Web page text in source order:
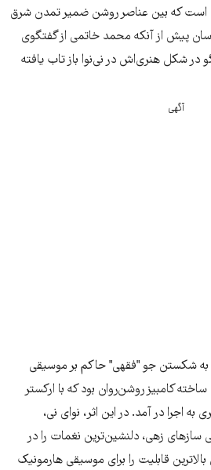
است که بین عناصر روشن ضمیر تمدن شرق
پیش از آنکه محمد خاتمی از گفتگوی
شکل هنری‌اش در نی‌نوا باز تاب یافته
آگهی
به شکستن جو "فقهی" حاکم بر موسیقی
ساخته کامبیز روشن‌روان بود که با ارکستر
اجرا در آمد. در این اثر، نوای نی،
سازهای زهی، دلنشین‌ترین نغمات را در
قابلیت را برای موسیقی هارمونیک